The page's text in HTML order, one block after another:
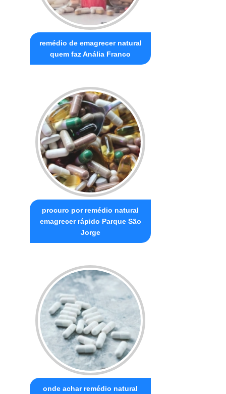
remédio de emagrecer natural
quem faz Anália Franco
procuro por remédio natural
emagrecer rápido Parque São
Jorge
onde achar remédio natural